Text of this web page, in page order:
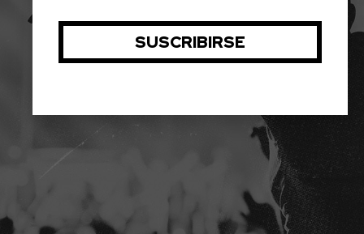
DE EXPECTATIVAS